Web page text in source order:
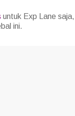
untuk Exp Lane
ini.